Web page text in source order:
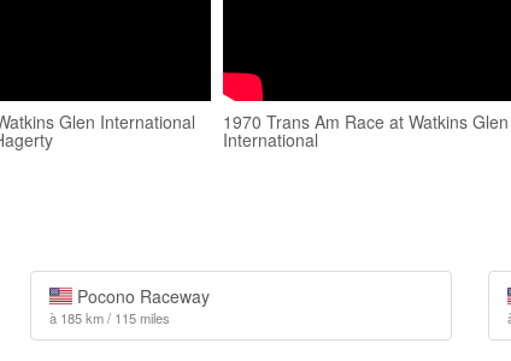
Glen International 1970 Trans Am Race at Watkins Glen
International
Pocono Raceway
à 185 km / 115 miles